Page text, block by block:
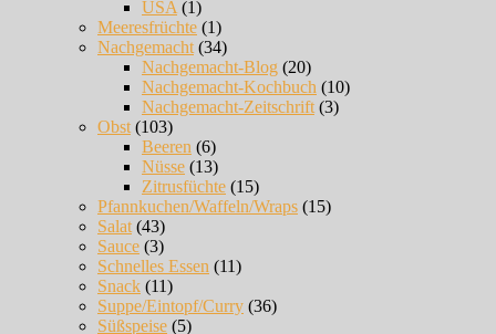
USA (1)
Meeresfrüchte (1)
Nachgemacht (34)
Nachgemacht-Blog (20)
Nachgemacht-Kochbuch (10)
Nachgemacht-Zeitschrift (3)
Obst (103)
Beeren (6)
Nüsse (13)
Zitrusfüchte (15)
Pfannkuchen/Waffeln/Wraps (15)
Salat (43)
Sauce (3)
Schnelles Essen (11)
Snack (11)
Suppe/Eintopf/Curry (36)
Süßspeise (5)